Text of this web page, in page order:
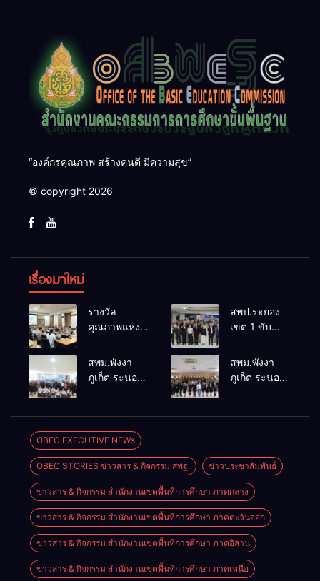
“องค์กรคุณภาพ สร้างคนดี มีความสุข”
© copyright 2026
เรื่องมาใหม่
รางวัล
คุณภาพแห่ง
ป้องกันควบคุม
โรคและภัย
สุขภาพ
สพป.ระยอง
เขต 1 ขับ
สร้างสรรค์
ปันสุข” เสริม
พลังผู้นำ
สถานศึกษา
สพม.พังงา
ภูเก็ต ระนอง
การดำเนิน
งานห้องเรียน
พิเศษโรงเรียน
สตรีพังงา
สพม.พังงา
ภูเก็ต ระนอง
บุคลากร
สร้างเครือ
ข่ายคุ้มครองผู้
เรียนอย่าง
ยั่งยืน
OBEC EXECUTIVE NEWs
OBEC STORIES ข่าวสาร & กิจกรรม สพฐ. ข่าวประชาสัมพันธ์
ข่าวสาร & กิจกรรม สำนักงานเขตพื้นที่การศึกษา ภาคกลาง
ข่าวสาร & กิจกรรม สำนักงานเขตพื้นที่การศึกษา ภาคตะวันออก
ข่าวสาร & กิจกรรม สำนักงานเขตพื้นที่การศึกษา ภาคอิสาน
ข่าวสาร & กิจกรรม สำนักงานเขตพื้นที่การศึกษา ภาคเหนือ